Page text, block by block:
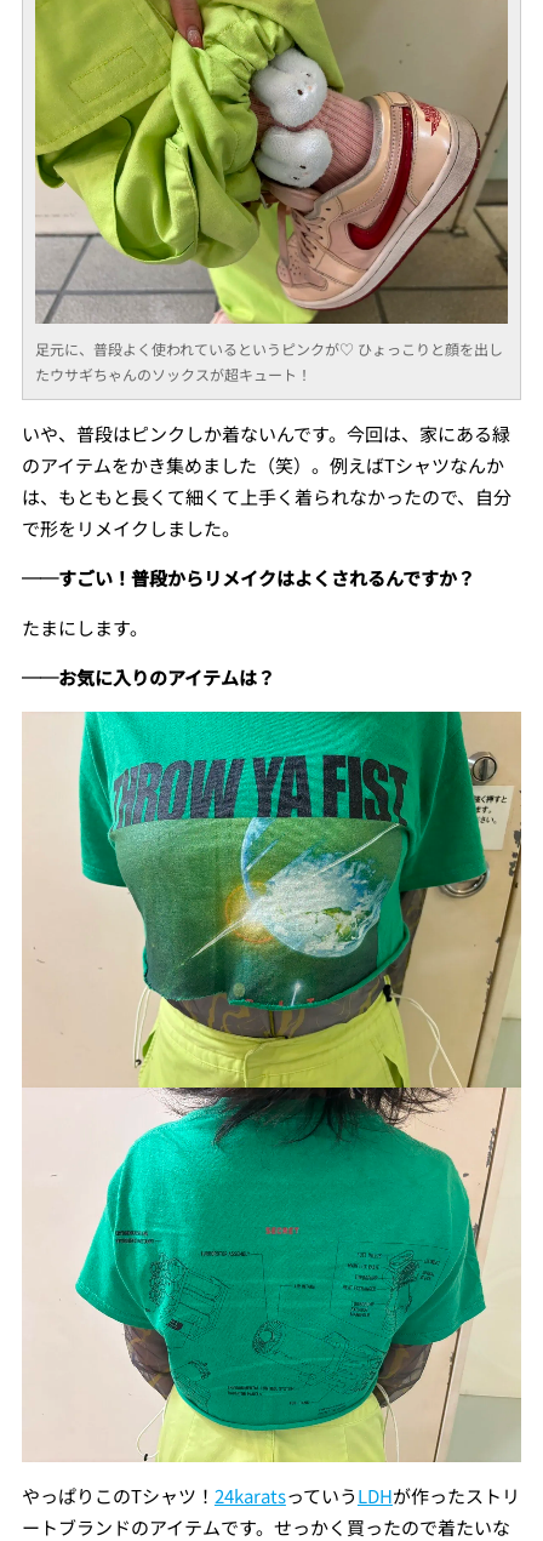
足元に、普段よく使われているというピンクが♡ ひょっこりと顔を出し
たウサギちゃんのソックスが超キュート！
いや、普段はピンクしか着ないんです。今回は、家にある緑
のアイテムをかき集めました（笑）。例えばTシャツなんか
は、もともと長くて細くて上手く着られなかったので、自分
で形をリメイクしました。
──すごい！普段からリメイクはよくされるんですか？
たまにします。
──お気に入りのアイテムは？
やっぱりこのTシャツ！ 24karatsっていうLDHが作ったストリ
ートブランドのアイテムです。せっかく買ったので着たいな